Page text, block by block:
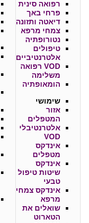
רפואה סינית
פרחי באך
דיאטה ותזונה
צמחי מרפא
נטורופתיה
טיפולים
אלטרנטיביים
VOD רפואה
משלימה
הומאופתיה
שימושי
אזור
המטפלים
אלטרנטיבלי
VOD
אינדקס
מטפלים
אינדקס
שיטות טיפול
טבעי
אינדקס צמחי
מרפא
שואלים את
הטארוט